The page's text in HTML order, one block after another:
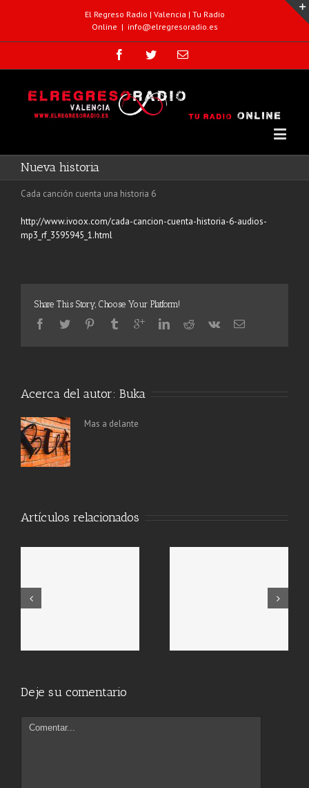
El Regreso Radio | Valencia | Tu Radio
Online | info@elregresoradio.es
Nueva historia
Cada canción cuenta una historia 6
http://www.ivoox.com/cada-cancion-cuenta-historia-6-audios-
mp3_rf_3595945_1.html
Share This Story, Choose Your Platform!
Acerca del autor: Buka
Mas a delante
Artículos relacionados
Deje su comentario